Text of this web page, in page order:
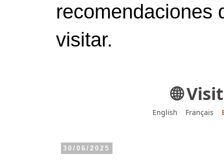
recomendaciones
visitar.
🌐
English Français
30/06/2025